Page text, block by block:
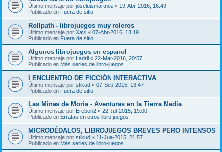
Último mensaje por joseluismartnez « 19-Abr-2016, 16:49
Publicado en Fuera de sitio
Rollpath - librojuegos muy roleros
Último mensaje por Xavi « 07-Abr-2016, 13:19
Publicado en Fuera de sitio
Algunos librojuegos en espanol
Último mensaje por Ladril « 22-Mar-2016, 20:57
Publicado en Más series de libro-juegos
I ENCUENTRO DE FICCIÓN INTERACTIVA
Último mensaje por stikud « 07-Sep-2015, 13:47
Publicado en Fuera de sitio
Las Minas de Moria - Aventuras en la Tierra Media
Último mensaje por Erebon2 « 22-Jul-2015, 19:00
Publicado en Erratas en otros libro-juegos
MICRODÉDALOS, LIBROJUEGOS BREVES PERO INTENSOS
Último mensaje por stikud « 11-Jun-2015, 21:57
Publicado en Más series de libro-juegos